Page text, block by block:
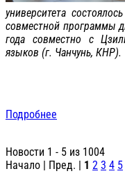
университета
совместной программы
года совместно с
языков (г. Чанчунь, КНР).
Подробнее
Новости 1 - 5 из 1004
Начало | Пред. | 1 2 3 4 5